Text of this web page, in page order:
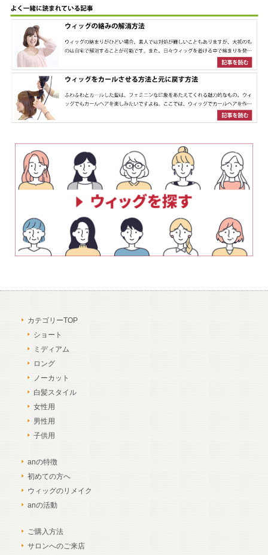
カテゴリーTOP
ショート
ミディアム
ロング
ノーカット
白髪スタイル
女性用
男性用
子供用
anの特徴
初めての方へ
ウィッグのリメイク
anの活動
ご購入方法
サロンへのご来店